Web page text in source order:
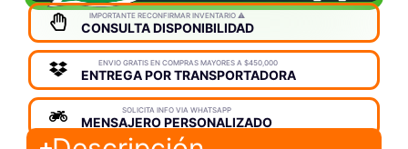
IMPORTANTE RECONFIRMAR INVENTARIO ⚠️
CONSULTA DISPONIBILIDAD
ENVIO GRATIS EN COMPRAS MAYORES A $450,000
ENTREGA POR TRANSPORTADORA
SOLICITA INFO VIA WHATSAPP
MENSAJERO PERSONALIZADO